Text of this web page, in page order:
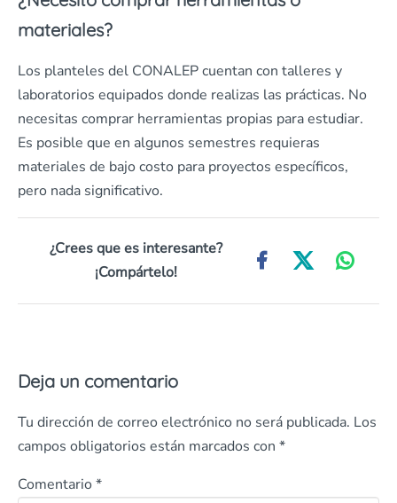
materiales?
Los planteles del CONALEP cuentan con talleres y
laboratorios equipados donde realizas las prácticas. No
necesitas comprar herramientas propias para estudiar.
Es posible que en algunos semestres requieras
materiales de bajo costo para proyectos específicos,
pero nada significativo.
¿Crees que es interesante?
¡Compártelo!
Deja un comentario
Tu dirección de correo electrónico no será publicada. Los
campos obligatorios están marcados con *
Comentario *